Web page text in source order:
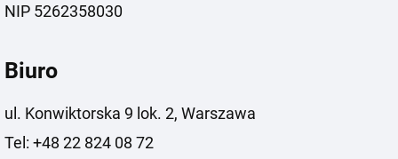
NIP 5262358030
Biuro
ul. Konwiktorska 9 lok. 2, Warszawa
Tel: +48 22 824 08 72